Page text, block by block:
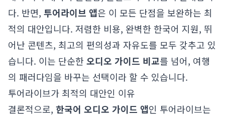
다. 반면, 투어라이브 앱은 이 모든 단점을 보완하는 최
적의 대안입니다. 저렴한 비용, 완벽한 한국어 지원, 뛰
어난 콘텐츠, 최고의 편의성과 자유도를 모두 갖추고 있
습니다. 이는 단순한 오디오 가이드 비교를 넘어, 여행
의 패러다임을 바꾸는 선택이라 할 수 있습니다.
투어라이브가 최적의 대안인 이유
결론적으로, 한국어 오디오 가이드 앱인 투어라이브는